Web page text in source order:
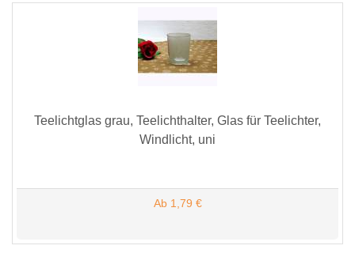
Teelichtglas grau, Teelichthalter, Glas für Teelichter,
Windlicht, uni
Ab 1,79 €